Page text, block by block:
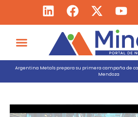
Argentina Metals prepara su primera campaña de
Mendoza